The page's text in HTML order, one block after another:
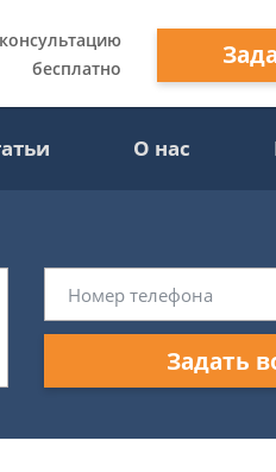
бесплатно
О нас
Задать